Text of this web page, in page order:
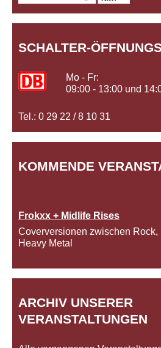
SCHALTER-
Mo - Fr:
09:00 - 13:00 und
Tel.: 0 29 22 / 8 10 31
KOMMENDE
Frokxx + Midlife Rises
Coverversionen zwischen Rock,
Heavy Metal
ARCHIV UNSERER
VERANSTALTUNGEN